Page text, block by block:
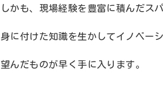
しかも、現場経験を豊富に積んだス
身に付けた知識を生かしてイノベー
望んだものが早く手に入ります。